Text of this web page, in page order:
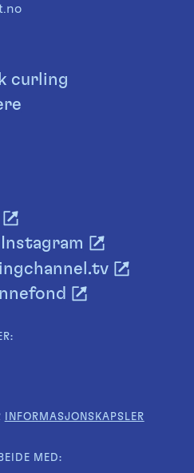
curling
INFORMASJONSKAPSLER
MED: